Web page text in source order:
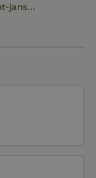
jans
De neogotische
Vrouw Ten
een